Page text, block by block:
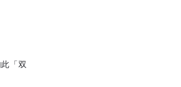
「双